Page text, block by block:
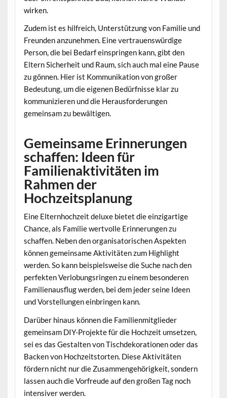
wirken.
Zudem ist es hilfreich, Unterstützung von Familie und
Freunden anzunehmen. Eine vertrauenswürdige
Person, die bei Bedarf einspringen kann, gibt den
Eltern Sicherheit und Raum, sich auch mal eine Pause
zu gönnen. Hier ist Kommunikation von großer
Bedeutung, um die eigenen Bedürfnisse klar zu
kommunizieren und die Herausforderungen
gemeinsam zu bewältigen.
Gemeinsame Erinnerungen
schaffen: Ideen für
Familienaktivitäten im
Rahmen der
Hochzeitsplanung
Eine Elternhochzeit deluxe bietet die einzigartige
Chance, als Familie wertvolle Erinnerungen zu
schaffen. Neben den organisatorischen Aspekten
können gemeinsame Aktivitäten zum Highlight
werden. So kann beispielsweise die Suche nach den
perfekten Verlobungsringen zu einem besonderen
Familienausflug werden, bei dem jeder seine Ideen
und Vorstellungen einbringen kann.
Darüber hinaus können die Familienmitglieder
gemeinsam DIY-Projekte für die Hochzeit umsetzen,
sei es das Gestalten von Tischdekorationen oder das
Backen von Hochzeitstorten. Diese Aktivitäten
fördern nicht nur die Zusammengehörigkeit, sondern
lassen auch die Vorfreude auf den großen Tag noch
intensiver werden.